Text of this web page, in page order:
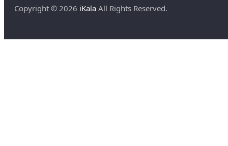
Copyright © 2026 iKala All Rights Reserved.